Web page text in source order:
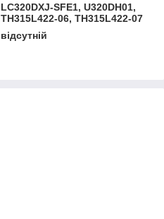
LC320DXJ-SFE1, U320DH01,
TH315L422-06, TH315L422-07
відсутній